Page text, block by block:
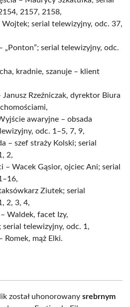
2157, 2158,
serial telewizyjny, odc. 37,
„Ponton”; serial telewizyjny, odc.
kradnie, szanuje – klient
Rzeźniczak, dyrektor Biura
awaryjne – obsada
odc. 1–5, 7, 9,
– szef straży Kolski; serial
2,
– Wacek Gąsior, ojciec Ani; serial
Ziutek; serial
2, 3, 4,
Waldek, facet Izy,
serial telewizyjny, odc. 1,
Romek, mąż Elki.
został uhonorowany srebrnym